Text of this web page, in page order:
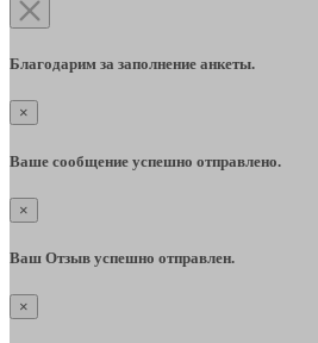
Благодарим за заполнение анкеты.
×
Ваше сообщение успешно отправлено.
×
Ваш Отзыв успешно отправлен.
×